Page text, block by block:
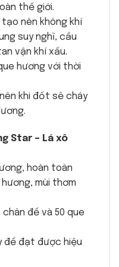
thế giới.
nên không khí
suy nghĩ, cầu
vận khí xấu.
hương với thời
khi đốt sẽ cháy
Star – Lá xô
hoàn toàn
mùi thơm
đế và 50 que
để đạt được hiệu